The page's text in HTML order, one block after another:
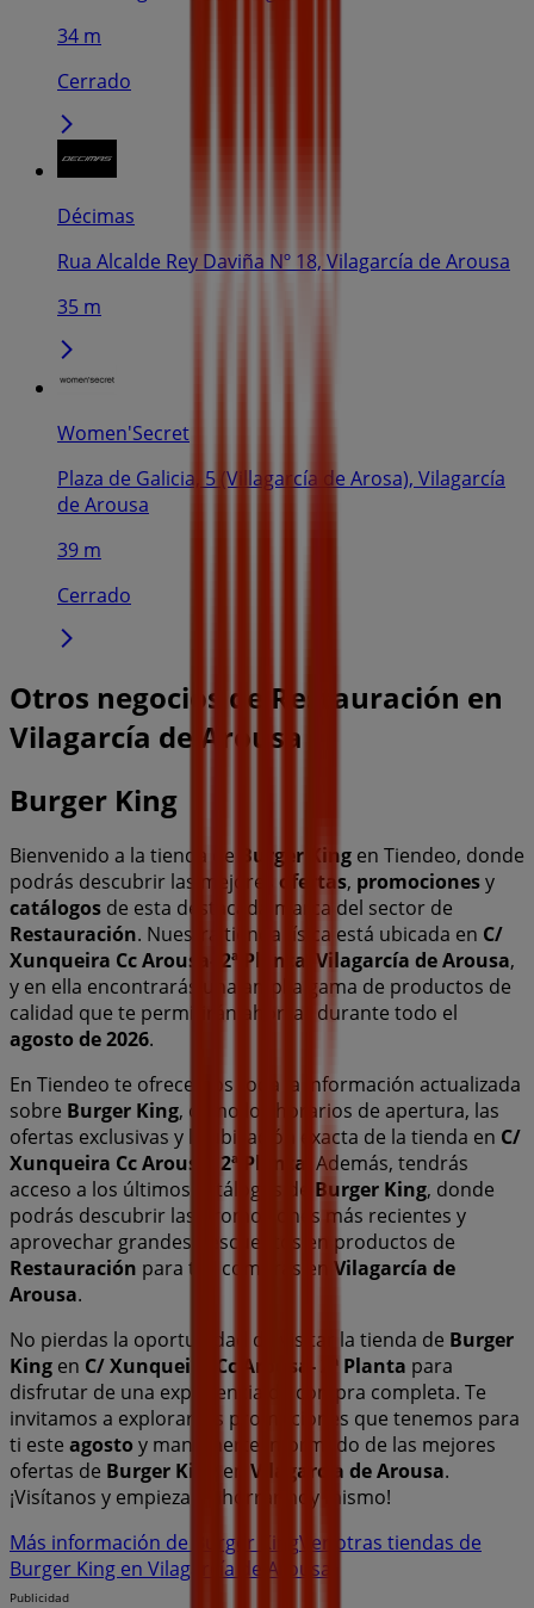
34 m
Cerrado
Décimas
Rua Alcalde Rey Daviña Nº 18, Vilagarcía de Arousa
35 m
Women'Secret
Plaza de Galicia, 5 (Villagarcía de Arosa), Vilagarcía
de Arousa
39 m
Cerrado
Otros negocios de Restauración en
Vilagarcía de Arousa
Burger King
Bienvenido a la tienda de Burger King en Tiendeo, donde
podrás descubrir las mejores ofertas, promocionesy
catálogos de esta destacada marca del sector de
Restauración. Nuestra tienda física está ubicada en C/
Xunqueira Cc Arousa- 2ª Planta Vilagarcía de Arousa,
y en ella encontrarás una amplia gama de productos de
calidad que te permitirán ahorrar durante todo el
agosto de 2026.
En Tiendeo te ofrecemos toda la información actualizada
sobre Burger King, como los horarios de apertura, las
ofertas exclusivas y la ubicación exacta de la tienda en C/
Xunqueira Cc Arousa- 2ª Planta . Además, tendrás
acceso a los últimos catálogos de Burger King, donde
podrás descubrir las promociones más recientes y
aprovechar grandes descuentos en productos de
Restauración para tus compras en Vilagarcía de
Arousa.
No pierdas la oportunidad de visitar la tienda de Burger
King en C/ Xunqueira Cc Arousa- 2ª Planta para
disfrutar de una experiencia de compra completa. Te
invitamos a explorar las promociones que tenemos para
ti este agosto y mantenerte informado de las mejores
ofertas de Burger King en Vilagarcía de Arousa.
¡Visítanos y empieza a ahorrar hoy mismo!
Más información de Burger KingVer otras tiendas de
Burger King en Vilagarcía de Arousa
Publicidad